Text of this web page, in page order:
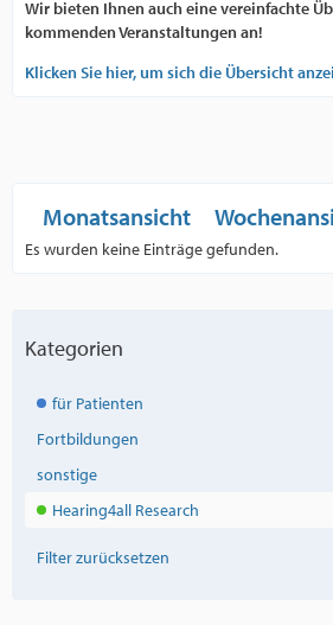
Wir bieten Ihnen auch eine vereinfachte
kommenden Veranstaltungen an!
Klicken Sie hier, um sich die Übersicht
Monatsansicht
Es wurden keine Einträge gefunden.
Kategorien
für Patienten
Fortbildungen
sonstige
Hearing4all Research
Filter zurücksetzen